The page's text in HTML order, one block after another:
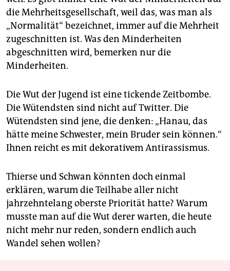
die Mehrheitsgesellschaft, weil das, was man als
„Normalität“ bezeichnet, immer auf die Mehrheit
zugeschnitten ist. Was den Minderheiten
abgeschnitten wird, bemerken nur die
Minderheiten.
Die Wut der Jugend ist eine tickende Zeitbombe.
Die Wütendsten sind nicht auf Twitter. Die
Wütendsten sind jene, die denken: „Hanau, das
hätte meine Schwester, mein Bruder sein können.“
Ihnen reicht es mit dekorativem Antirassismus.
Thierse und Schwan könnten doch einmal
erklären, warum die Teilhabe aller nicht
jahrzehntelang oberste Priorität hatte? Warum
musste man auf die Wut derer warten, die heute
nicht mehr nur reden, sondern endlich auch
Wandel sehen wollen?